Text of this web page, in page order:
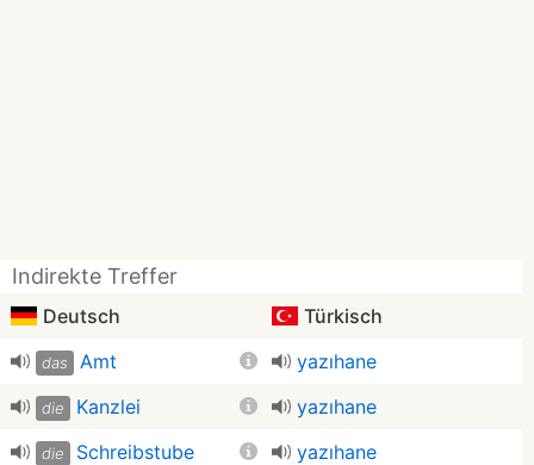
Indirekte Treffer
Deutsch Türkisch
das Amt yazıhane
die Kanzlei yazıhane
die Schreibstube yazıhane